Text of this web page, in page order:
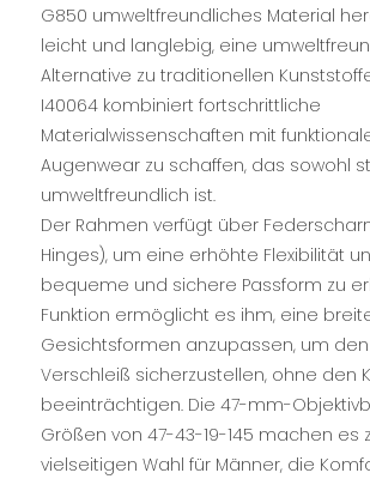
G850 umweltfreundliches Material
leicht und langlebig, eine
Alternative zu traditionellen
I40064 kombiniert fortschrittliche
Materialwissenschaften mit
Augenwear zu schaffen, das sowohl
umweltfreundlich ist.
Der Rahmen verfügt über
Hinges), um eine erhöhte Flexibilität
bequeme und sichere Passform zu
Funktion ermöglicht es ihm, eine
Gesichtsformen anzupassen, um
Verschleiß sicherzustellen, ohne den
beeinträchtigen. Die 47-mm-
Größen von 47-43-19-145 machen es
vielseitigen Wahl für Männer, die